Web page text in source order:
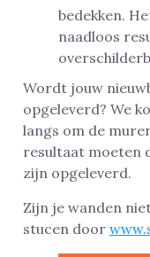
bedekken.
naadloos
Wordt jouw
opgeleverd? We
langs om de
resultaat moeten
zijn opgeleverd.
Zijn je wanden
stucen door